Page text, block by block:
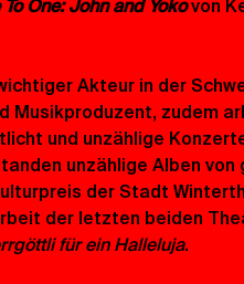
To One: John and Yoko von
Akteur in der
zudem
und unzählige
unzählige Alben von
der Stadt
der letzten beiden
für ein Halleluja.